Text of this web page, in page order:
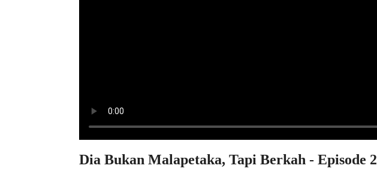
Dia Bukan Malapetaka, Tapi Berkah - Episode 2